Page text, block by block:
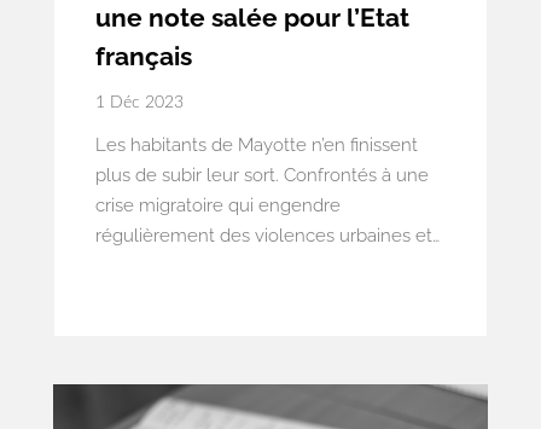
une note salée pour l’Etat
français
1 Déc 2023
Les habitants de Mayotte n’en finissent
plus de subir leur sort. Confrontés à une
crise migratoire qui engendre
régulièrement des violences urbaines et
nouvel épisode de sécheresse, mais qui
trouve sa source dans une gestion